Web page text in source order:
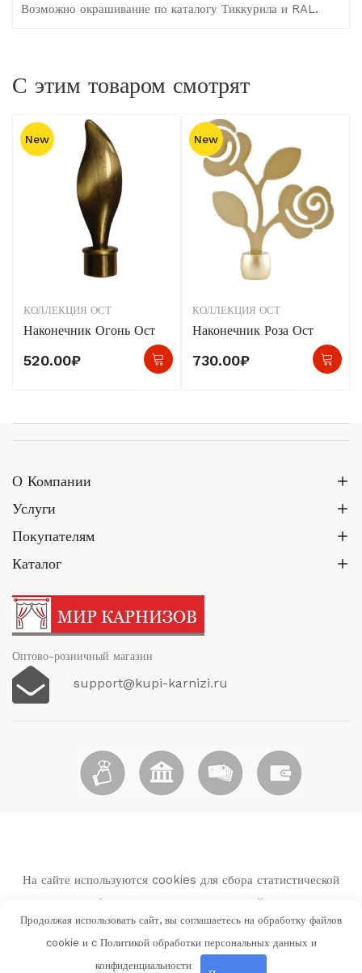
Возможно окрашивание по каталогу Тиккурила и RAL.
С этим товаром смотрят
New
КОЛЛЕКЦИЯ ОСТ
Наконечник Огонь Ост
520.00₽
New
КОЛЛЕКЦИЯ ОСТ
Наконечник Роза Ост
730.00₽
О Компании
Услуги
Покупателям
Каталог
Оптово-розничный магазин
support@kupi-karnizi.ru
Продолжая использовать сайт, вы соглашаетесь на обработку файлов
cookie и c Политикой обработки персональных данных и
конфиденциальности
На сайте используются cookies для сбора статистической
информации о пользователях сайта.
Используя данный веб-сайт вы выражаете свое согласие с
Политикой обработки персональных данных и